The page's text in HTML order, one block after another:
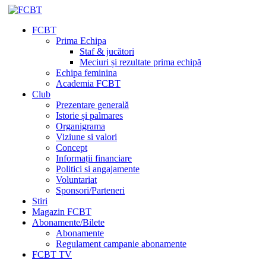
FCBT
Prima Echipa
Staf & jucători
Meciuri și rezultate prima echipă
Echipa feminina
Academia FCBT
Club
Prezentare generală
Istorie și palmares
Organigrama
Viziune si valori
Concept
Informații financiare
Politici si angajamente
Voluntariat
Sponsori/Parteneri
Stiri
Magazin FCBT
Abonamente/Bilete
Abonamente
Regulament campanie abonamente
FCBT TV